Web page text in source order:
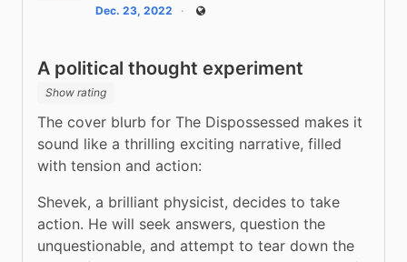
Dec. 23, 2022 Public
A political thought experiment
Show rating
The cover blurb for The Dispossessed makes it
sound like a thrilling exciting narrative, filled
with tension and action:
Shevek, a brilliant physicist, decides to take
action. He will seek answers, question the
unquestionable, and attempt to tear down the